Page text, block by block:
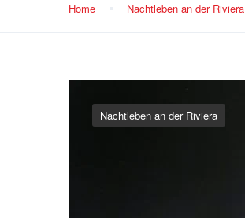
Home Nachtleben an der Riviera
Nachtleben an der Riviera